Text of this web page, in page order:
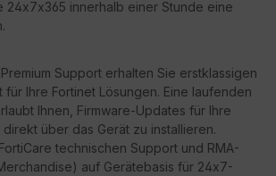
24x7x365 innerhalb einer Stunde eine
Support erhalten Sie erstklassigen
Ihre Fortinet Lösungen. Eine laufenden
Ihnen, Firmware-Updates für Ihre
über das Gerät zu installieren.
technischen Support und RMA-
auf Gerätebasis für 24x7-